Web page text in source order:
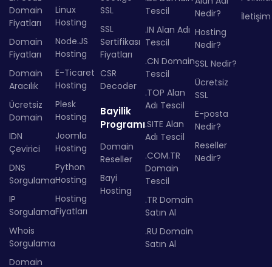
Domain
Fiyatları
Domain
Fiyatları
Domain
Aracılık
Ücretsiz
Domain
IDN
Çevirici
DNS
Sorgulama
IP
Sorgulama
Whois
Sorgulama
Domain
Linux
Hosting
Node.JS
Hosting
E-Ticaret
Hosting
Plesk
Hosting
Joomla
Hosting
Python
Hosting
Hosting
Fiyatları
SSL
SSL
Sertifikası
Fiyatları
CSR
Decoder
Bayilik
Programı
Domain
Reseller
Bayi
Hosting
Tescil
.IN Alan Adı
Tescil
.CN Domain
Tescil
.TOP Alan
Adı Tescil
.SITE Alan
Adı Tescil
.COM.TR
Domain
Tescil
.TR Domain
Satın Al
.RU Domain
Satın Al
Nedir?
Hosting
Nedir?
SSL Nedir?
Ücretsiz
SSL
E-posta
Nedir?
Reseller
Nedir?
İletişim